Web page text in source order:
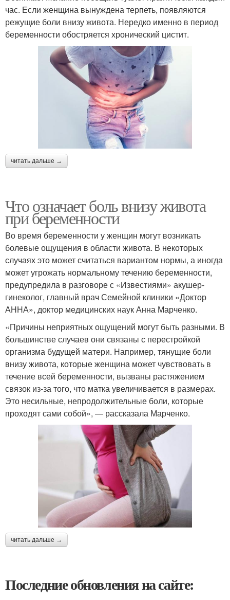
час. Если женщина вынуждена терпеть, появляются
режущие боли внизу живота. Нередко именно в период
беременности обостряется хронический цистит.
читать дальше →
Что означает боль внизу живота
при беременности
Во время беременности у женщин могут возникать
болевые ощущения в области живота. В некоторых
случаях это может считаться вариантом нормы, а иногда
может угрожать нормальному течению беременности,
предупредила в разговоре с «Известиями» акушер-
гинеколог, главный врач Семейной клиники «Доктор
АННА», доктор медицинских наук Анна Марченко.
«Причины неприятных ощущений могут быть разными. В
большинстве случаев они связаны с перестройкой
организма будущей матери. Например, тянущие боли
внизу живота, которые женщина может чувствовать в
течение всей беременности, вызваны растяжением
связок из-за того, что матка увеличивается в размерах.
Это несильные, непродолжительные боли, которые
проходят сами собой», — рассказала Марченко.
читать дальше →
Последние обновления на сайте: